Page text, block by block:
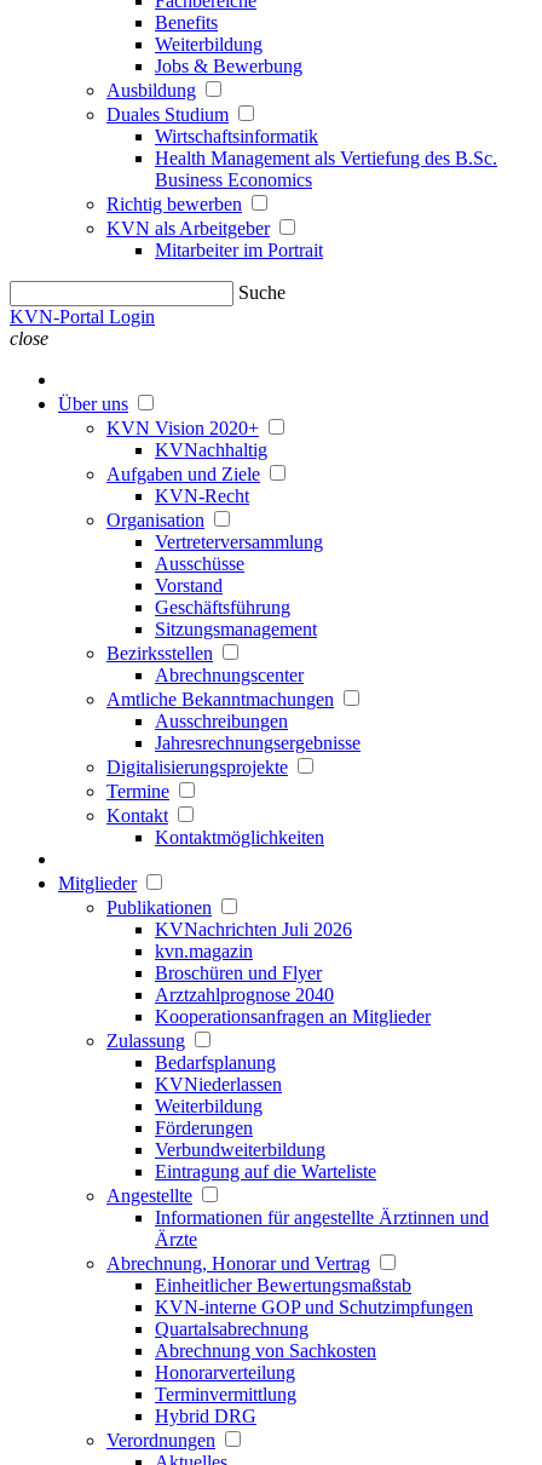
Benefits
Weiterbildung
Jobs & Bewerbung
Ausbildung
Duales Studium
Wirtschaftsinformatik
Health Management als Vertiefung des B.Sc.
Business Economics
Richtig bewerben
KVN als Arbeitgeber
Mitarbeiter im Portrait
Suche
KVN-Portal Login
close
Über uns
KVN Vision 2020+
KVNachhaltig
Aufgaben und Ziele
KVN-Recht
Organisation
Vertreterversammlung
Ausschüsse
Vorstand
Geschäftsführung
Sitzungsmanagement
Bezirksstellen
Abrechnungscenter
Amtliche Bekanntmachungen
Ausschreibungen
Jahresrechnungsergebnisse
Digitalisierungsprojekte
Termine
Kontakt
Kontaktmöglichkeiten
Mitglieder
Publikationen
KVNachrichten Juli 2026
kvn.magazin
Broschüren und Flyer
Arztzahlprognose 2040
Kooperationsanfragen an Mitglieder
Zulassung
Bedarfsplanung
KVNiederlassen
Weiterbildung
Förderungen
Verbundweiterbildung
Eintragung auf die Warteliste
Angestellte
Informationen für angestellte Ärztinnen und
Ärzte
Abrechnung, Honorar und Vertrag
Einheitlicher Bewertungsmaßstab
KVN-interne GOP und Schutzimpfungen
Quartalsabrechnung
Abrechnung von Sachkosten
Honorarverteilung
Terminvermittlung
Hybrid DRG
Verordnungen